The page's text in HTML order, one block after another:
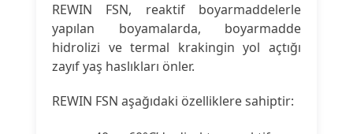
REWIN FSN, reaktif boyarmaddelerle
yapılan boyamalarda, boyarmadde
hidrolizi ve termal krakingin yol açtığı
zayıf yaş haslıkları önler.
REWIN FSN aşağıdaki özelliklere sahiptir: